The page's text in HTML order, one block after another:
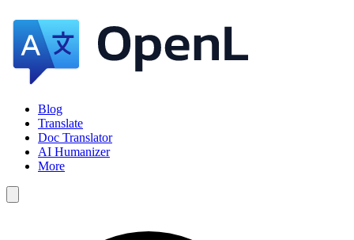
Blog
Translate
Doc Translator
AI Humanizer
More